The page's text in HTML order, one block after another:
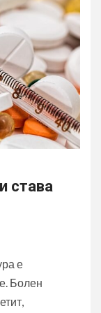
става
е
Болен